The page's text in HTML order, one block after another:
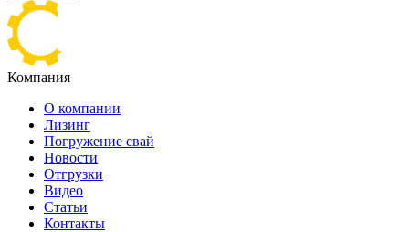
Компания
О компании
Лизинг
Погружение свай
Новости
Отгрузки
Видео
Статьи
Контакты